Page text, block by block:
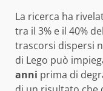
La ricerca ha
tra il 3% e il 40%
trascorsi dispersi
di Lego può
anni prima di